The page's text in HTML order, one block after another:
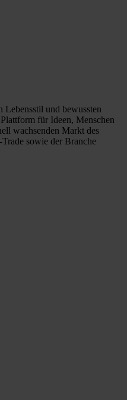
Lebensstil und bewussten
für Ideen, Menschen
wachsenden Markt des
sowie der Branche